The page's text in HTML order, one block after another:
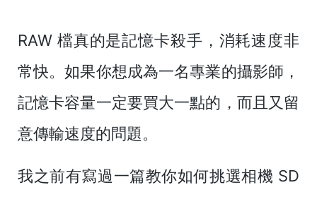
RAW 檔真的是記憶卡殺手，消耗速度非
常快。如果你想成為一名專業的攝影師，
記憶卡容量一定要買大一點的，而且又留
意傳輸速度的問題。
我之前有寫過一篇教你如何挑選相機 SD